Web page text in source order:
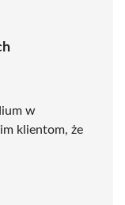
w
klientom, że